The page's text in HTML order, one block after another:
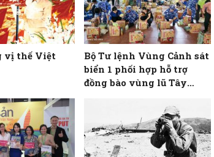
vị thế Việt
Bộ Tư lệnh Vùng Cảnh sát
biển 1 phối hợp hỗ trợ
đồng bào vùng lũ Tây